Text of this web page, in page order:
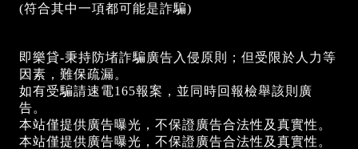
(符合其中一項都可能是詐騙)
即樂貸-秉持防堵詐騙廣告入侵原則；但受限於人力等
因素，難保疏漏。
如有受騙請速電165報案，並同時回報檢舉該則廣
告。
本站僅提供廣告曝光，不保證廣告合法性及真實性。
本站僅提供廣告曝光，不保證廣告合法性及真實性。